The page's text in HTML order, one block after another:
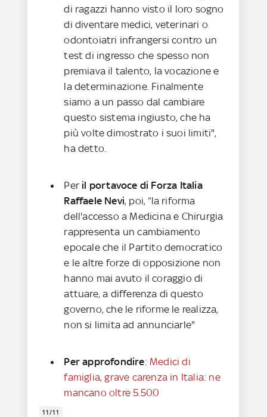
di ragazzi hanno visto il loro sogno
di diventare medici, veterinari o
odontoiatri infrangersi contro un
test di ingresso che spesso non
premiava il talento, la vocazione e
la determinazione. Finalmente
siamo a un passo dal cambiare
questo sistema ingiusto, che ha
più volte dimostrato i suoi limiti",
ha detto.
Per il portavoce di Forza Italia
Raffaele Nevi, poi, “la riforma
dell'accesso a Medicina e Chirurgia
rappresenta un cambiamento
epocale che il Partito democratico
e le altre forze di opposizione non
hanno mai avuto il coraggio di
attuare, a differenza di questo
governo, che le riforme le realizza,
non si limita ad annunciarle"
Per approfondire: Medici di
famiglia, grave carenza in Italia: ne
mancano oltre 5.500
11/11